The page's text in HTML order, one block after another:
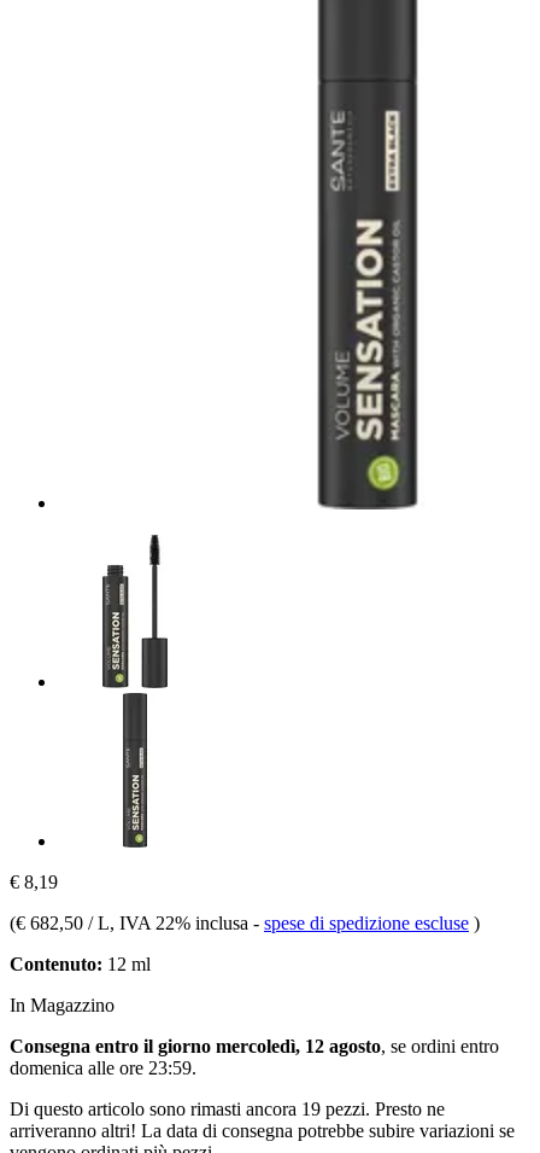
€ 8,19
(€ 682,50 / L, IVA 22% inclusa - spese di spedizione escluse )
Contenuto: 12 ml
In Magazzino
Consegna entro il giorno mercoledì, 12 agosto, se ordini entro
domenica alle ore 23:59.
Di questo articolo sono rimasti ancora 19 pezzi. Presto ne
arriveranno altri! La data di consegna potrebbe subire variazioni se